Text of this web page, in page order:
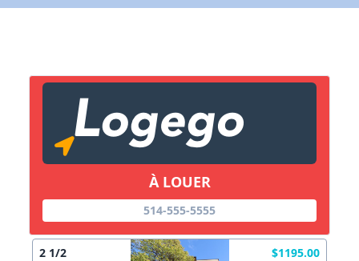
À LOUER
514-555-5555
2 1/2 $1195.00
X Fermer
Lien vers inscription (sera inclus dans courriel)
X Fermer Envoyez